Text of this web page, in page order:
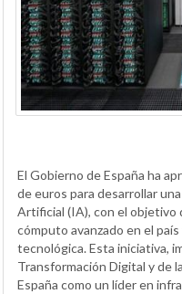
El Gobierno de España ha
de euros para desarrollar
Artificial (IA), con el objetivo
cómputo avanzado en el
tecnológica. Esta iniciativa,
Transformación Digital y de
España como un líder en